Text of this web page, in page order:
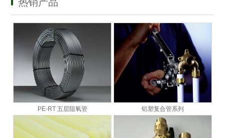
PE-RT 五层阻氧管 铝塑复合管系列